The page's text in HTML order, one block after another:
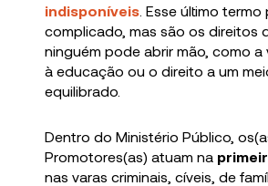
indisponíveis . Esse último
complicado, mas são os direitos
ninguém pode abrir mão, como a
à educação ou o direito a um
equilibrado.
Dentro do Ministério Público,
Promotores(as) atuam na
nas varas criminais, cíveis, de